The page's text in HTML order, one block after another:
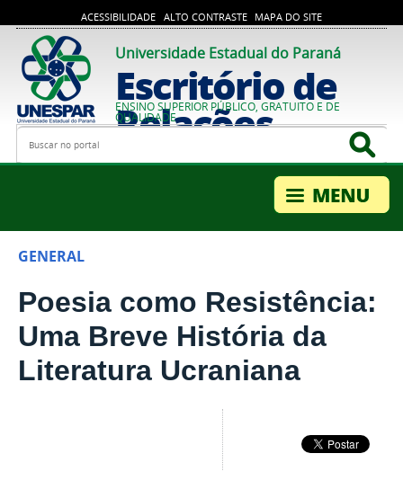
ACESSIBILIDADE ALTO CONTRASTE MAPA DO SITE
Universidade Estadual do Paraná
Escritório de
Relações
Internacionais
ENSINO SUPERIOR PÚBLICO, GRATUITO E DE
QUALIDADE
Busca
GENERAL
Poesia como Resistência:
Uma Breve História da
Literatura Ucraniana